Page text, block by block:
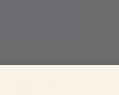
thì những chiếc đồng hồ bỏ túi